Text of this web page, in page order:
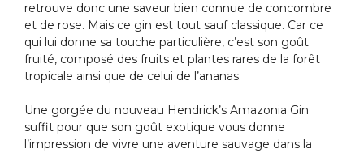
retrouve donc une saveur bien connue de concombre
et de rose. Mais ce gin est tout sauf classique. Car ce
qui lui donne sa touche particulière, c’est son goût
fruité, composé des fruits et plantes rares de la forêt
tropicale ainsi que de celui de l’ananas.
Une gorgée du nouveau Hendrick’s Amazonia Gin
suffit pour que son goût exotique vous donne
l’impression de vivre une aventure sauvage dans la